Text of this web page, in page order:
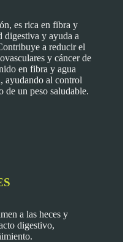
es rica en fibra y
digestiva y ayuda a
a reducir el
y cáncer de
en fibra y agua
ayudando al control
de un peso saludable.
a las heces y
digestivo,